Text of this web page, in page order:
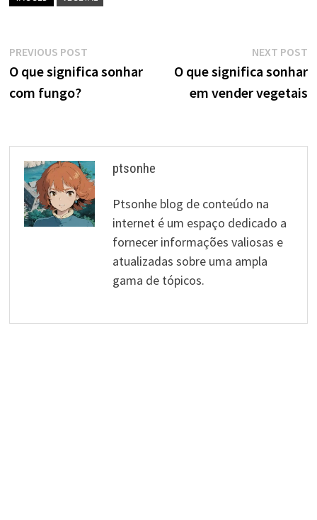
Navegação
de
artigos
PREVIOUS POSTPrevious
post:
O que significa sonhar
com fungo?
NEXT POST
O que significa sonhar
em vender vegetais
ptsonhe
Ptsonhe blog de conteúdo na
internet é um espaço dedicado a
fornecer informações valiosas e
atualizadas sobre uma ampla
gama de tópicos.